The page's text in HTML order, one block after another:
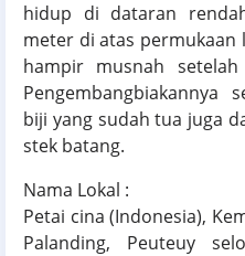
hidup di dataran
meter di atas permukaan
hampir musnah
Pengembangbiakannya
biji yang sudah tua juga
stek batang.
Nama Lokal :
Petai cina (Indonesia),
Palanding, Peuteuy